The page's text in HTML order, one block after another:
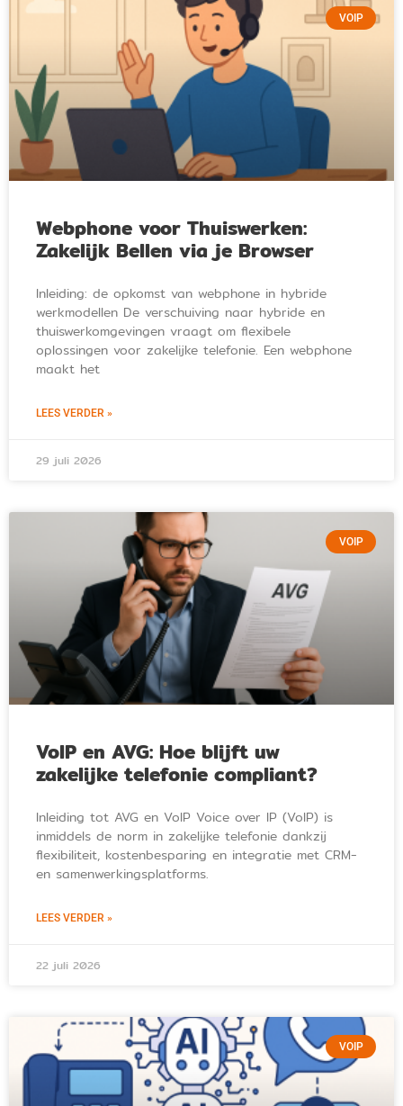
VOIP
Webphone voor Thuiswerken:
Zakelijk Bellen via je Browser
Inleiding: de opkomst van webphone in hybride
werkmodellen De verschuiving naar hybride en
thuiswerkomgevingen vraagt om flexibele
oplossingen voor zakelijke telefonie. Een webphone
maakt het
LEES VERDER »
29 juli 2026
VOIP
VoIP en AVG: Hoe blijft uw
zakelijke telefonie compliant?
Inleiding tot AVG en VoIP Voice over IP (VoIP) is
inmiddels de norm in zakelijke telefonie dankzij
flexibiliteit, kostenbesparing en integratie met CRM-
en samenwerkingsplatforms.
LEES VERDER »
22 juli 2026
VOIP